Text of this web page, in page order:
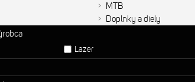
MTB
Doplnky a diely
Lazer